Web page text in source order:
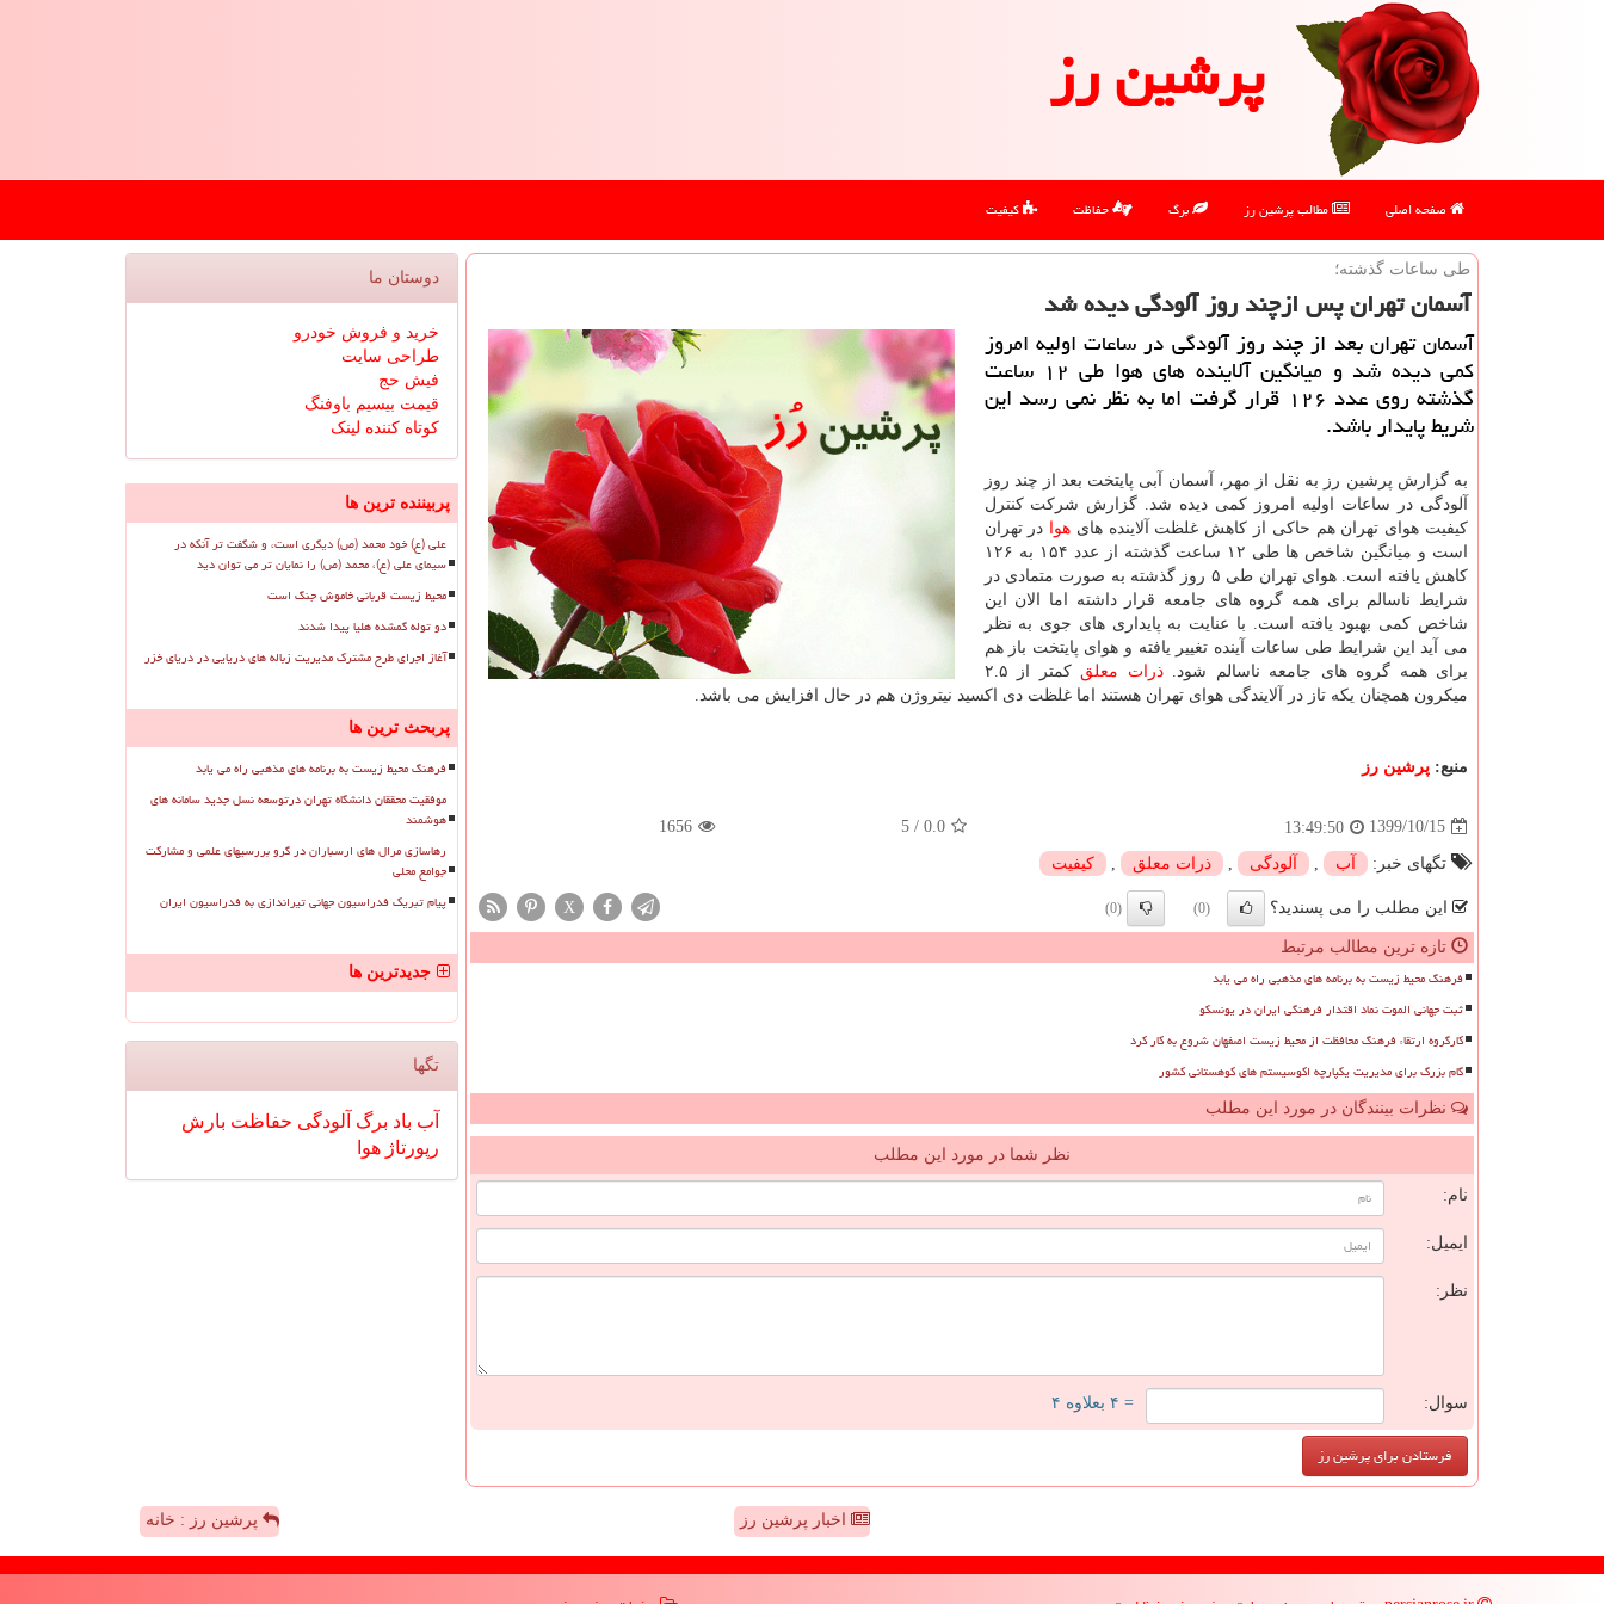
پرشین رز
صفحه اصلی مطالب پرشین رز برگ حفاظت کیفیت
طی ساعات گذشته؛
آسمان تهران پس ازچند روز آلودگی دیده شد
آسمان تهران بعد از چند روز آلودگی در ساعات اولیه امروز
کمی دیده شد و میانگین آلاینده های هوا طی ۱۲ ساعت
گذشته روی عدد ۱۲۶ قرار گرفت اما به نظر نمی رسد این
شریط پایدار باشد.
به گزارش پرشین رز به نقل از مهر، آسمان آبی پایتخت بعد از چند روز
آلودگی در ساعات اولیه امروز کمی دیده شد. گزارش شرکت کنترل
کیفیت هوای تهران هم حاکی از کاهش غلظت آلاینده های هوا
در تهران
است و میانگین شاخص ها طی ۱۲ ساعت گذشته از عدد ۱۵۴ به ۱۲۶
کاهش یافته است. هوای تهران طی ۵ روز گذشته به صورت متمادی در
شرایط ناسالم برای همه گروه های جامعه قرار داشته اما الان این
شاخص کمی بهبود یافته است. با عنایت به پایداری های جوی به نظر
می آید این شرایط طی ساعات آینده تغییر یافته و هوای پایتخت باز هم
برای همه گروه های جامعه ناسالم شود.ذرات معلق
کمتر از ۲.۵
میکرون همچنان یکه تاز در آلایندگی هوای تهران هستند اما غلظت دی اکسید نیتروژن هم در حال افزایش می باشد.
منبع: پرشین رز
1399/10/15
13:49:50
0.0
/
5
1656
تگهای خبر: آب آلودگی ذرات معلق كیفیت
این مطلب را می پسندید؟ (0)
(0)
X
تازه ترین مطالب مرتبط
فرهنگ محیط زیست به برنامه های مذهبی راه می یابد
ثبت جهانی الموت نماد اقتدار فرهنگی ایران در یونسکو
کارگروه ارتقاء فرهنگ محافظت از محیط زیست اصفهان شروع به کار کرد
گام بزرگ برای مدیریت یکپارچه اکوسیستم های کوهستانی کشور
نظرات بینندگان در مورد این مطلب
نظر شما در مورد این مطلب
نام:
ایمیل:
نظر:
سوال: = ۴ بعلاوه ۴
دوستان ما
خرید و فروش خودرو
طراحی سایت
فیش حج
قیمت بیسیم باوفنگ
کوتاه کننده لینک
پربیننده ترین ها
علی (ع) خود محمد (ص) دیگری است، و شگفت تر آنکه در
سیمای علی (ع)، محمد (ص) را نمایان تر می توان دید
محیط زیست قربانی خاموش جنگ است
دو توله گمشده هلیا پیدا شدند
آغاز اجرای طرح مشترک مدیریت زباله های دریایی در دریای خزر
پربحث ترین ها
فرهنگ محیط زیست به برنامه های مذهبی راه می یابد
موفقیت محققان دانشگاه تهران درتوسعه نسل جدید سامانه های
هوشمند
رهاسازی مرال های ارسباران در گرو بررسیهای علمی و مشارکت
جوامع محلی
پیام تبریک فدراسیون جهانی تیراندازی به فدراسیون ایران
جدیدترین ها
تگها
آب باد برگ آلودگی حفاظت بارش
رپورتاژ هوا
اخبار پرشین رز پرشین رز : خانه